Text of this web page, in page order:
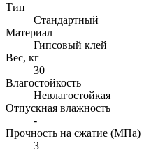
Тип
Стандартный
Материал
Гипсовый клей
Вес, кг
30
Влагостойкость
Невлагостойкая
Отпускная влажность
-
Прочность на сжатие (МПа)
3